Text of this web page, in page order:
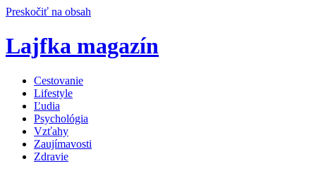
Preskočiť na obsah
Lajfka magazín
Cestovanie
Lifestyle
Ľudia
Psychológia
Vzťahy
Zaujímavosti
Zdravie